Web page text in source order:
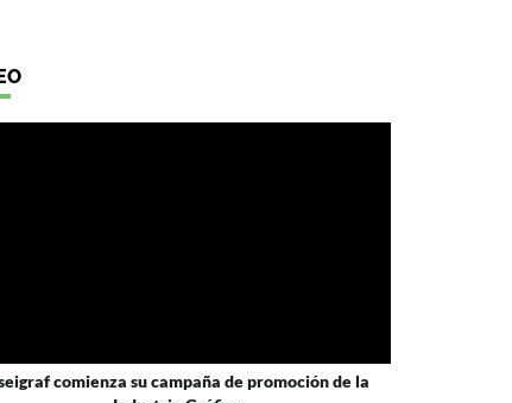
comienza su campaña de promoción de la